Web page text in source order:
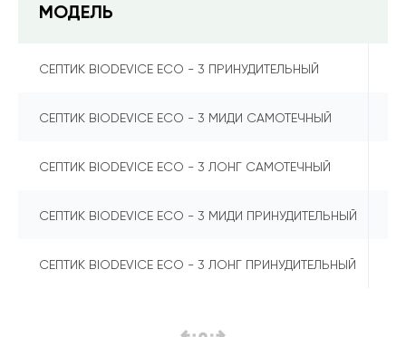
МОДЕЛЬ
СЕПТИК BIODEVICE ECO - 3 ПРИНУДИТЕЛЬНЫЙ
СЕПТИК BIODEVICE ECO - 3 МИДИ САМОТЕЧНЫЙ
СЕПТИК BIODEVICE ECO - 3 ЛОНГ САМОТЕЧНЫЙ
СЕПТИК BIODEVICE ECO - 3 МИДИ ПРИНУДИТЕЛЬНЫЙ
СЕПТИК BIODEVICE ECO - 3 ЛОНГ ПРИНУДИТЕЛЬНЫЙ